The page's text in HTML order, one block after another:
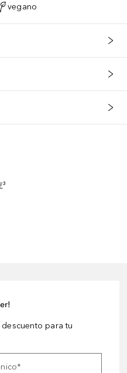
vegano
para tu
*